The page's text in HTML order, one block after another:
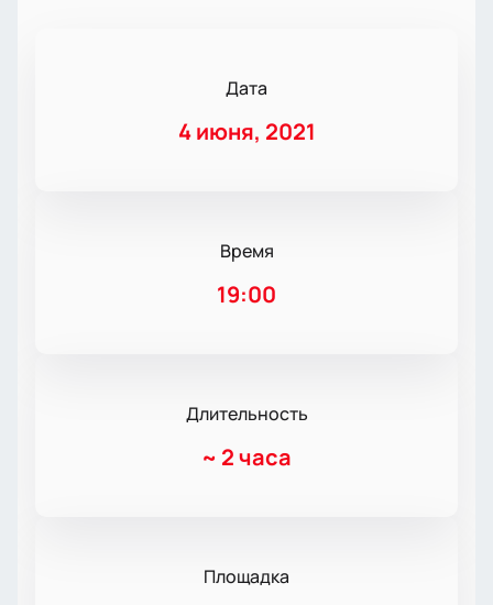
Дата
4 июня, 2021
Время
19:00
Длительность
~ 2 часа
Площадка